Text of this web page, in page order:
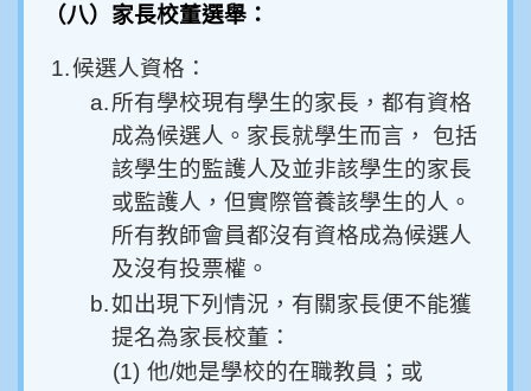
（八）家長校董選舉：
1.候選人資格：
a.所有學校現有學生的家長，都有資格
成為候選人。家長就學生而言， 包括
該學生的監護人及並非該學生的家長
或監護人，但實際管養該學生的人。
所有教師會員都沒有資格成為候選人
及沒有投票權。
b.如出現下列情況，有關家長便不能獲
提名為家長校董：
(1) 他/她是學校的在職教員；或